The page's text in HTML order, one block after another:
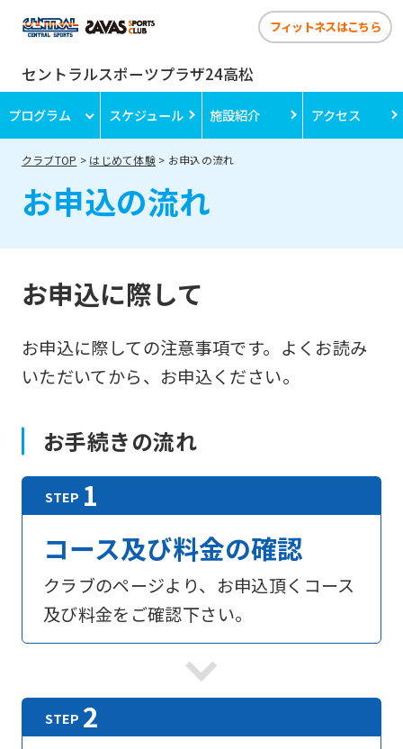
セントラルスポーツプラザ24高松
フィットネスはこちら
プログラム スケジュール 施設紹介 アクセス
クラブTOP はじめて体験 お申込の流れ
お申込の流れ
お申込に際して
お申込に際しての注意事項です。よくお読み
いただいてから、お申込ください。
お手続きの流れ
コース及び料金の確認
クラブのページより、お申込頂くコース
及び料金をご確認下さい。